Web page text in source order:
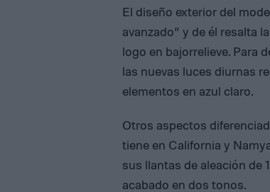
El diseño exterior del
avanzado” y de él resalta
logo en bajorrelieve. Para
las nuevas luces diurnas
elementos en azul claro.
Otros aspectos
tiene en California y
sus llantas de aleación de
acabado en dos tonos.